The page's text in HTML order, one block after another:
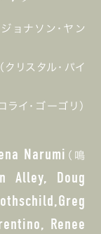
ジョナソン・ヤン
（クリスタル・パイ
ライ・ゴーゴリ）
Narumi （鳴
Alley, Doug
Renee